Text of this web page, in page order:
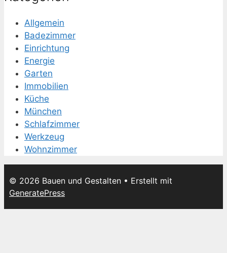
Allgemein
Badezimmer
Einrichtung
Energie
Garten
Immobilien
Küche
München
Schlafzimmer
Werkzeug
Wohnzimmer
© 2026 Bauen und Gestalten • Erstellt mit
GeneratePress